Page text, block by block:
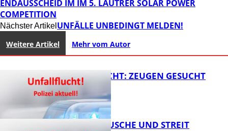
ENDAUSSCHEID IM IM 5. LAUTRER SOLAR POWER
COMPETITION
Nächster Artikel UNFÄLLE UNBEDINGT MELDEN!
Weitere Artikel Mehr vom Autor
UNFALLFLUCHT: ZEUGEN GESUCHT
KNALLGERÄUSCHE UND STREIT